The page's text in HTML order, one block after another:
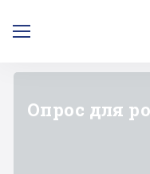
"ЛИЧНОЕ